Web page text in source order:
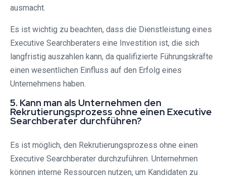
ausmacht.
Es ist wichtig zu beachten, dass die Dienstleistung eines
Executive Searchberaters eine Investition ist, die sich
langfristig auszahlen kann, da qualifizierte Führungskräfte
einen wesentlichen Einfluss auf den Erfolg eines
Unternehmens haben.
5. Kann man als Unternehmen den
Rekrutierungsprozess ohne einen Executive
Searchberater durchführen?
Es ist möglich, den Rekrutierungsprozess ohne einen
Executive Searchberater durchzuführen. Unternehmen
können interne Ressourcen nutzen, um Kandidaten zu